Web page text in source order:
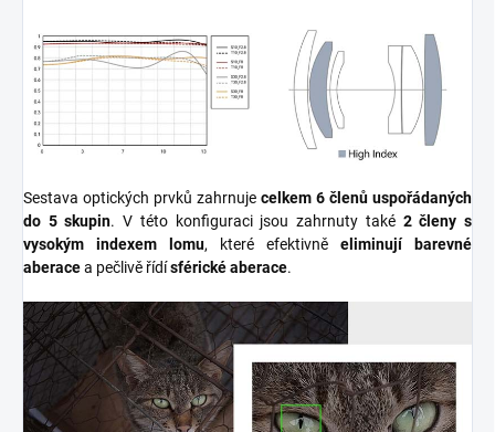
Sestava optických prvků zahrnuje celkem 6 členů uspořádaných
do 5 skupin. V této konfiguraci jsou zahrnuty také 2 členy s
vysokým indexem lomu, které efektivně eliminují barevné
aberacea pečlivě řídísférické aberace.